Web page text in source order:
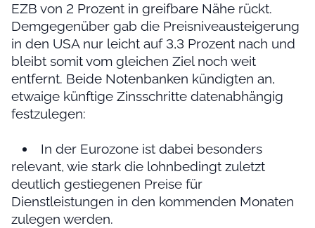
EZB von 2 Prozent in greifbare Nähe rückt.
Demgegenüber gab die Preisniveausteigerung
in den USA nur leicht auf 3,3 Prozent nach und
bleibt somit vom gleichen Ziel noch weit
entfernt. Beide Notenbanken kündigten an,
etwaige künftige Zinsschritte datenabhängig
festzulegen:
In der Eurozone ist dabei besonders
relevant, wie stark die lohnbedingt zuletzt
deutlich gestiegenen Preise für
Dienstleistungen in den kommenden Monaten
zulegen werden.